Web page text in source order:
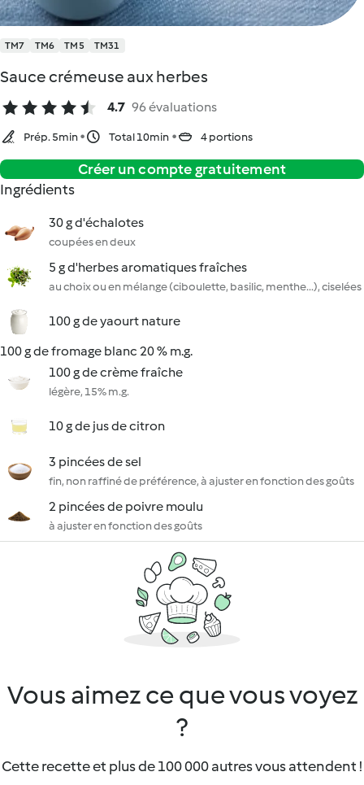
TM7 TM6 TM5 TM31
Sauce crémeuse aux herbes
4.7 96 évaluations
Prép. 5min Total 10min 4 portions
Créer un compte gratuitement
Ingrédients
30 g d'échalotes
coupées en deux
5 g d'herbes aromatiques fraîches
au choix ou en mélange (ciboulette, basilic, menthe...), ciselées
100 g de yaourt nature
100 g de fromage blanc 20 % m.g.
100 g de crème fraîche
légère, 15% m.g.
10 g de jus de citron
3 pincées de sel
fin, non raffiné de préférence, à ajuster en fonction des goûts
2 pincées de poivre moulu
à ajuster en fonction des goûts
Vous aimez ce que vous voyez
?
Cette recette et plus de 100 000 autres vous attendent !